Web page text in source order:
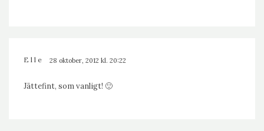
Elle 28 oktober, 2012 kl. 20:22
Jättefint, som vanligt! 🙂